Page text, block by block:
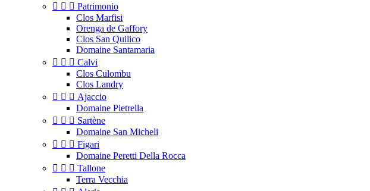
   Patrimonio
Clos Marfisi
Orenga de Gaffory
Clos San Quilico
Domaine Santamaria
   Calvi
Clos Culombu
Clos Landry
   Ajaccio
Domaine Pietrella
   Sartène
Domaine San Micheli
   Figari
Domaine Peretti Della Rocca
   Tallone
Terra Vecchia